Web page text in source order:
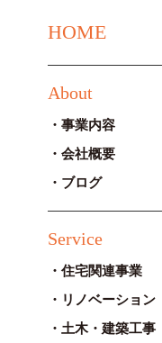
HOME
About
事業内容
会社概要
ブログ
Service
住宅関連事業
リノベーション
土木・建築工事